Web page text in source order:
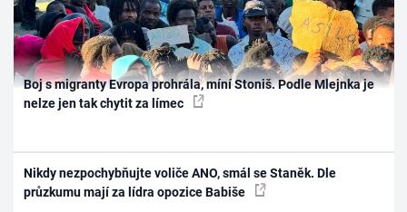
Boj s migranty Evropa prohrála, míní Stoniš. Podle Mlejnka je
nelze jen tak chytit za límec
Nikdy nezpochybňujte voliče ANO, smál se Staněk. Dle
průzkumu mají za lídra opozice Babiše